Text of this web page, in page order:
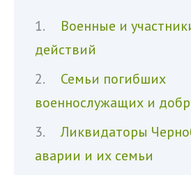
Военные и
действий
Семьи погибших
военнослужащих и
Ликвидаторы
аварии и их семьи